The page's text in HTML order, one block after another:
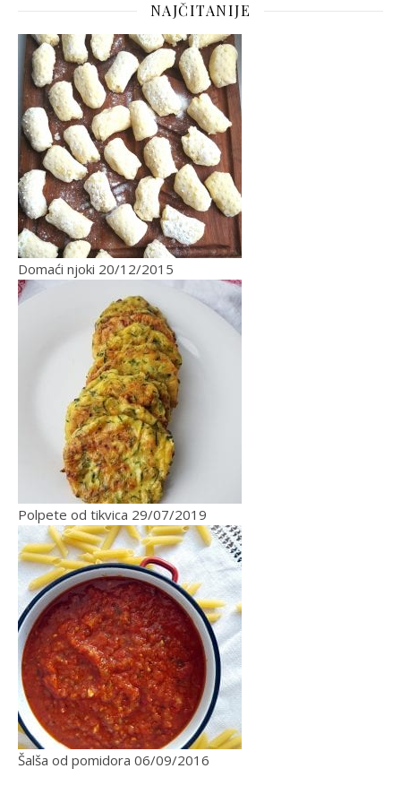
NAJČITANIJE
Domaći njoki 20/12/2015
Polpete od tikvica 29/07/2019
Šalša od pomidora 06/09/2016